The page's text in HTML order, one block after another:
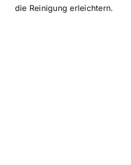
die Reinigung erleichtern.